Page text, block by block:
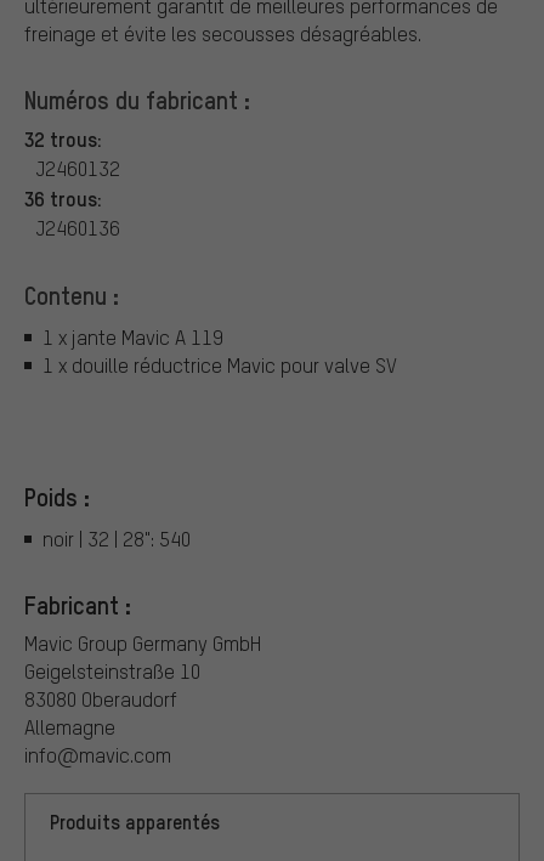
ultérieurement garantit de meilleures performances de
freinage et évite les secousses désagréables.
Numéros du fabricant :
32 trous:
J2460132
36 trous:
J2460136
Contenu :
1 x jante Mavic A 119
1 x douille réductrice Mavic pour valve SV
Poids :
noir | 32 | 28": 540
Fabricant :
Mavic Group Germany GmbH
Geigelsteinstraße 10
83080 Oberaudorf
Allemagne
info@mavic.com
Produits apparentés